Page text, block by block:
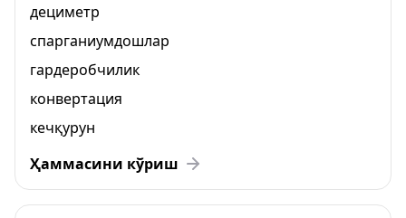
дециметр
спарганиумдошлар
гардеробчилик
конвертация
кечқурун
Ҳаммасини кўриш